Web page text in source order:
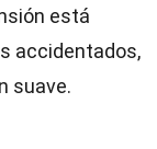
está
accidentados,
suave.